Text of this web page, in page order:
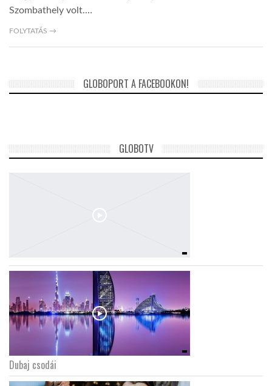
GLOBOTV BP
TROPICALMAGAZIN
GLOBOZSARU
DOBRAVERO.HU
LATIMO.HU
Szombathely volt.…
FOLYTATÁS →
GLOBOPORT A FACEBOOKON!
GLOBOTV
Dubaj csodái